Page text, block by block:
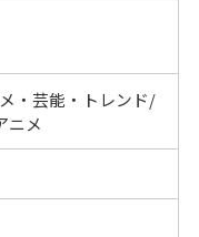
・芸能・トレンド/
ニメ